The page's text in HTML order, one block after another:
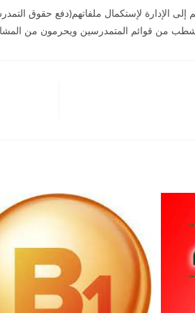
من قوائم المتمدرسين ويحرمون من